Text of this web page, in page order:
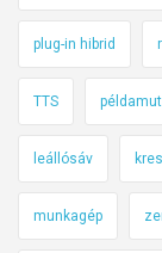
plug-in hibrid
TTS
leállósáv
munkagép